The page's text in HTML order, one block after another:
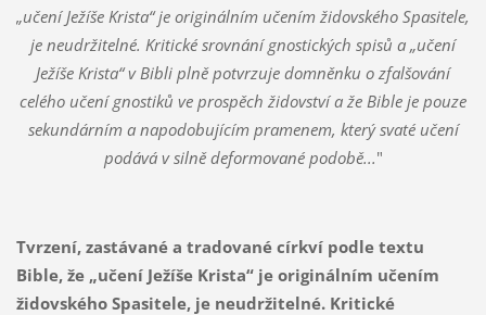
„učení Ježíše Krista“ je originálním učením židovského Spasitele,
je neudržitelné. Kritické srovnání gnostických spisů a „učení
Ježíše Krista“ v Bibli plně potvrzuje domněnku o zfalšování
celého učení gnostiků ve prospěch židovství a že Bible je pouze
sekundárním a napodobujícím pramenem, který svaté učení
podává v silně deformované podobě..."
Tvrzení, zastávané a tradované církví podle textu
Bible, že „učení Ježíše Krista“ je originálním učením
židovského Spasitele, je neudržitelné. Kritické